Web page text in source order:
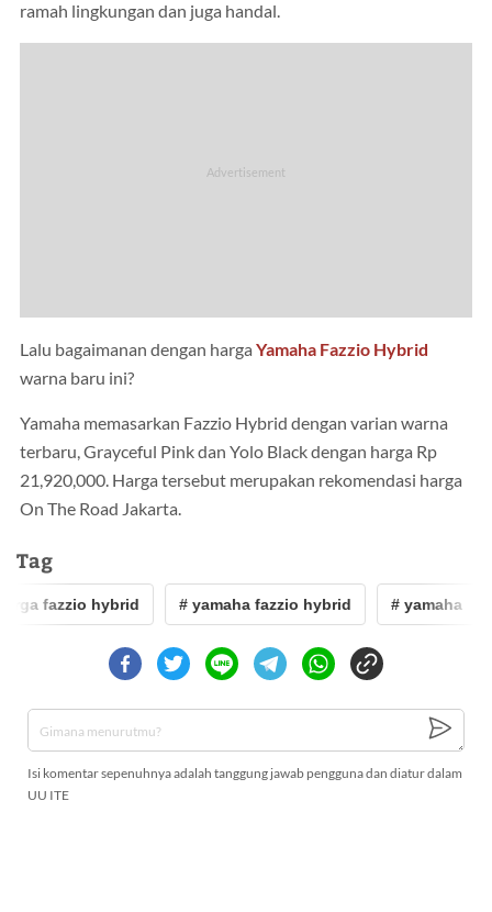
ramah lingkungan dan juga handal.
Lalu bagaimanan dengan harga Yamaha Fazzio Hybrid
warna baru ini?
Yamaha memasarkan Fazzio Hybrid dengan varian warna
terbaru, Grayceful Pink dan Yolo Black dengan harga Rp
21,920,000. Harga tersebut merupakan rekomendasi harga
On The Road Jakarta.
Tag
fazzio hybrid # yamaha fazzio hybrid # yamaha
Isi komentar sepenuhnya adalah tanggung jawab pengguna dan diatur dalam
UU ITE